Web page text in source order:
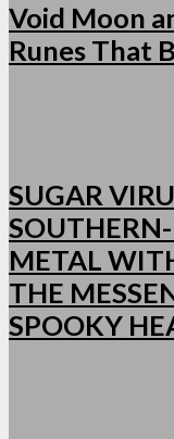
Void Moon
Runes That
SUGAR
METAL
THE
SPOOKY